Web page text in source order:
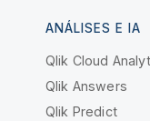
ANÁLISES E IA
Qlik Cloud
Qlik Answers
Qlik Predict